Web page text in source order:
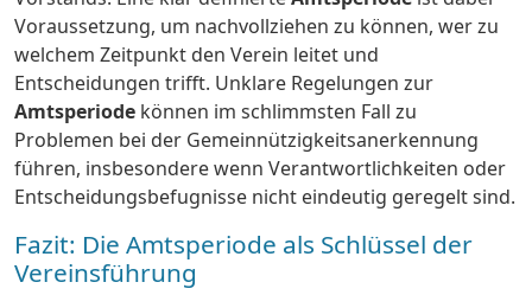
Voraussetzung, um nachvollziehen zu können, wer zu
welchem Zeitpunkt den Verein leitet und
Entscheidungen trifft. Unklare Regelungen zur
Amtsperiode können im schlimmsten Fall zu
Problemen bei der Gemeinnützigkeitsanerkennung
führen, insbesondere wenn Verantwortlichkeiten oder
Entscheidungsbefugnisse nicht eindeutig geregelt sind.
Fazit: Die Amtsperiode als Schlüssel der
Vereinsführung